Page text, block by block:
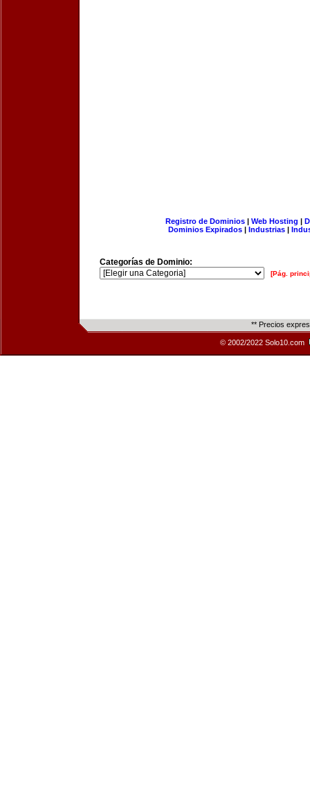
Registro de Dominios| Web Hosting |
Dominios Expirados | Industrias |
Categorías de Dominio:
[Pág.
** Precios
© 2002/2022 Solo10.com